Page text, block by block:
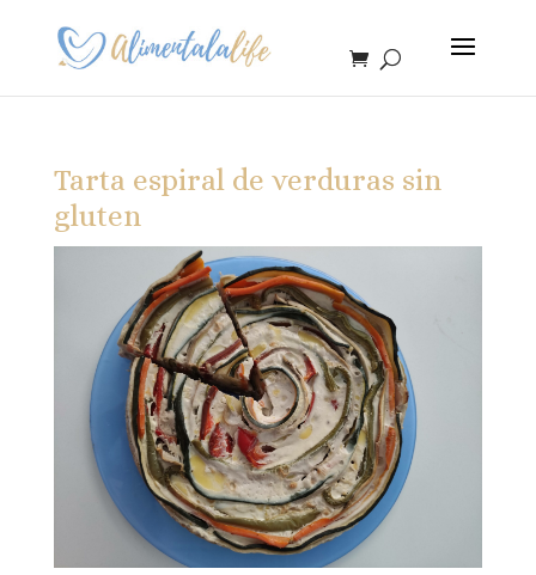
Tarta espiral de verduras sin
gluten